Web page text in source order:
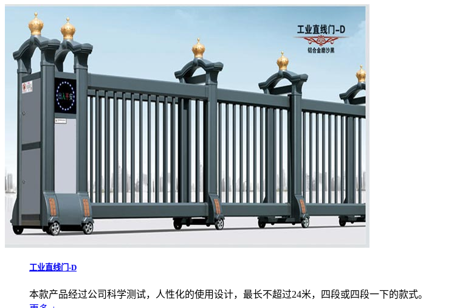
工业直线门-D
本款产品经过公司科学测试，人性化的使用设计，最长不超过24米，四段或四段一下的款式。